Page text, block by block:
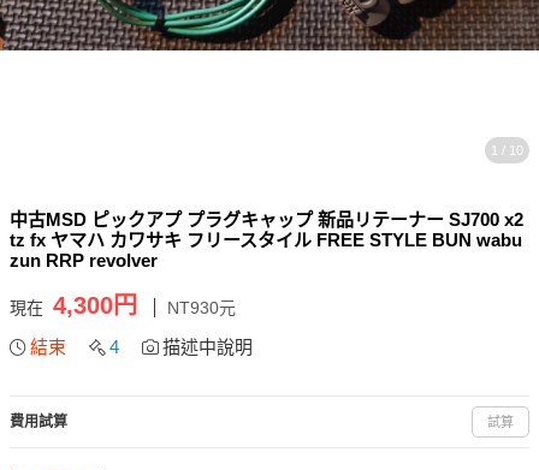
1 / 10
中古MSD ピックアプ プラグキャップ 新品リテーナー SJ700 x2
tz fx ヤマハ カワサキ フリースタイル FREE STYLE BUN wabu
zun RRP revolver
現在 4,300円 NT930元
結束 4 描述中說明
費用試算 試算